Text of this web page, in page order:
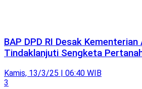
BAP DPD RI Desak Kementerian
Tindaklanjuti Sengketa
Kamis, 13/3/25 | 06:40 WIB
3